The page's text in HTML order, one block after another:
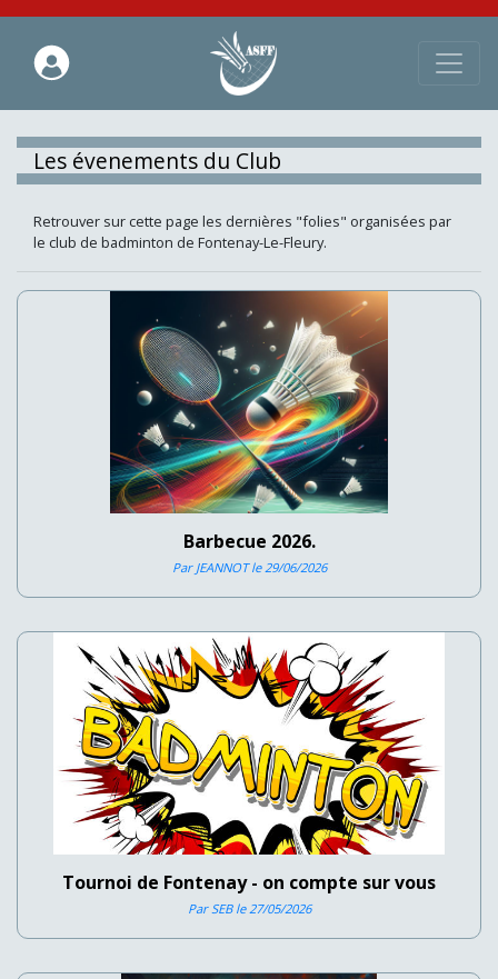
Les évenements du Club
Retrouver sur cette page les dernières "folies" organisées par
le club de badminton de Fontenay-Le-Fleury.
Barbecue 2026.
Par JEANNOT le 29/06/2026
Tournoi de Fontenay - on compte sur vous
Par SEB le 27/05/2026